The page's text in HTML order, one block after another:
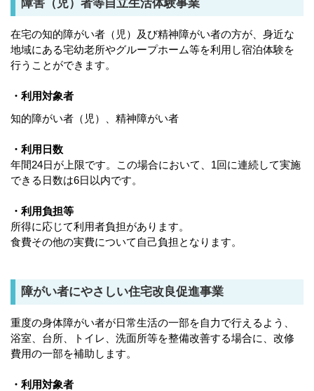
障害（児）者等自立生活体験事業
在宅の知的障がい者（児）及び精神障がい者の方が、身近な
地域にある宅幼老所やグループホーム等を利用し宿泊体験を
行うことができます。
・利用対象者
知的障がい者（児）、精神障がい者
・利用日数
年間24日が上限です。この場合において、1回に連続して実施
できる日数は6日以内です。
・利用負担等
所得に応じて利用者負担があります。
食費その他の実費について自己負担となります。
障がい者にやさしい住宅改良促進事業
重度の身体障がい者が日常生活の一部を自力で行えるよう、
浴室、台所、トイレ、洗面所等を整備改善する場合に、改修
費用の一部を補助します。
・利用対象者